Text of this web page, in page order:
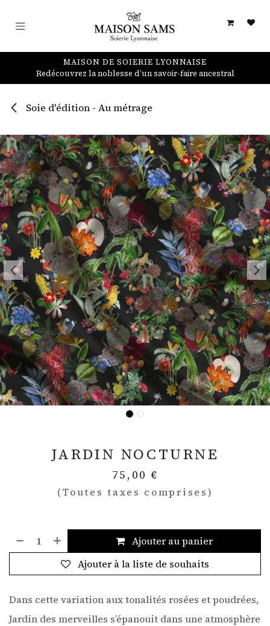
MAISON DE SOIERIE LYONNAISE
Redécouvrez la noblesse d’un savoir-faire ancestral
Soie d'édition - Au métrage
JARDIN NOCTURNE
75,00 €
(Toutes taxes comprises)
Ajouter au panier
Ajouter à la liste de souhaits
Dans cette variation aux tonalités rosées et poudrées,
Jardin des merveilles s’épanouit dans une atmosphère